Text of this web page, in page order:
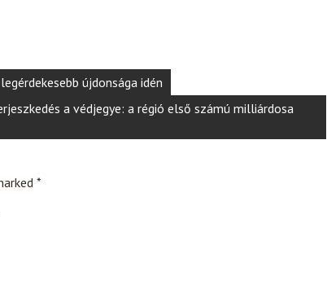
újdonsága idén
a védjegye: a régió első számú milliárdosa
*